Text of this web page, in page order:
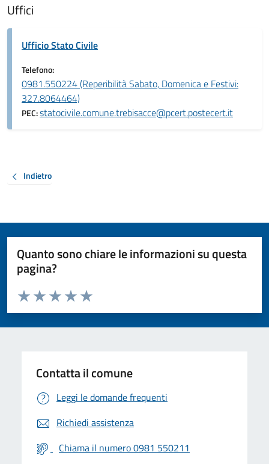
Uffici
Ufficio Stato Civile
Telefono:
0981.550224 (Reperibilità Sabato, Domenica e Festivi:
327.8064464)
PEC:statocivile.comune.trebisacce@pcert.postecert.it
Indietro
Quanto sono chiare le informazioni su questa
pagina?
Valuta da 1 a 5 stelle la pagina
Valuta 5 stelle su 5
Valuta 4 stelle su 5
Valuta 3 stelle su 5
Valuta 2 stelle su 5
Valuta 1 stelle su 5
Contatta il comune
Leggi le domande frequenti
Richiedi assistenza
Chiama il numero 0981 550211